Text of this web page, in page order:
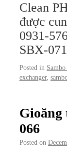
Clean
được
0931-
SBX-
Posted in
exchanger,
Gioăng
066
Posted on